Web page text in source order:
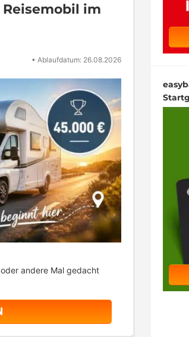
im
• Ablaufdatum: 26.08.2026
andere Mal gedacht